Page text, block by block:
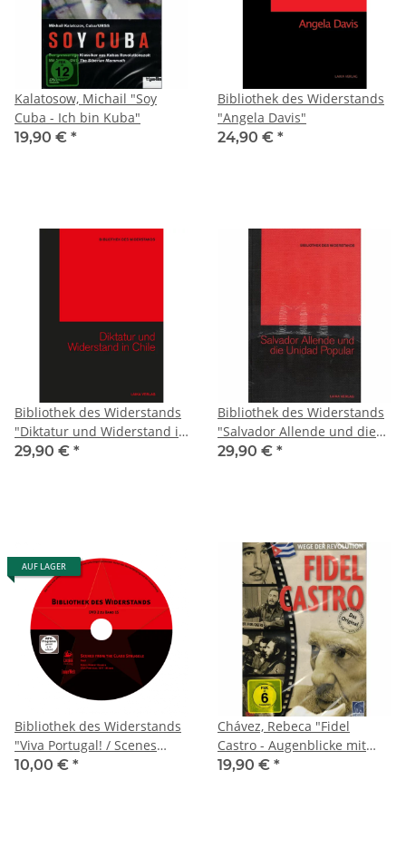
Kalatosow, Michail "Soy
Cuba - Ich bin Kuba"
19,90 € *
Bibliothek des Widerstands
"Angela Davis"
24,90 € *
Bibliothek des Widerstands
"Diktatur und Widerstand in
Chile"
29,90 € *
Bibliothek des Widerstands
"Salvador Allende und die
Unidad Popular"
29,90 € *
AUF LAGER
Bibliothek des Widerstands
"Viva Portugal! / Scenes
from the Class Struggle"
10,00 € *
Chávez, Rebeca "Fidel
Castro - Augenblicke mit
Fidel"
19,90 € *